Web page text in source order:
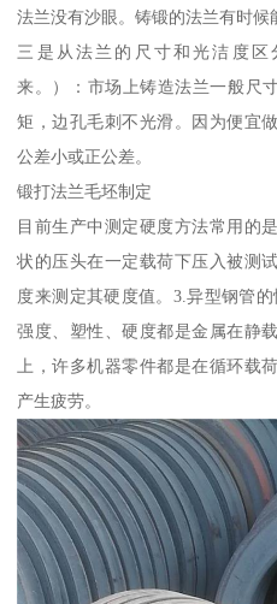
法兰没有沙眼。铸锻的法兰有时候
三是从法兰的尺寸和光洁度
来。）：市场上铸造法兰一般尺
矩，边孔毛刺不光滑。因为便宜
公差小或正公差。
锻打法兰毛坯制定
目前生产中测定硬度方法常用的
状的压头在一定载荷下压入被测
度来测定其硬度值。3.异型钢管
强度、塑性、硬度都是金属在静
上，许多机器零件都是在循环载
产生疲劳。